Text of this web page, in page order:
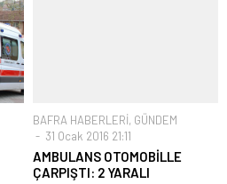
BAFRA HABERLERİ, GÜNDEM
31 Ocak 2016 21:11
AMBULANS OTOMOBİLLE
ÇARPIŞTI: 2 YARALI